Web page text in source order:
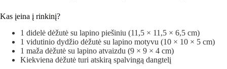
Kas įeina į rinkinį?
1 didelė dėžutė su lapino piešiniu (11,5 × 11,5 × 6,5 cm)
1 vidutinio dydžio dėžutė su lapino motyvu (10 × 10 × 5 cm)
1 maža dėžutė su lapino atvaizdu (9 × 9 × 4 cm)
Kiekviena dėžutė turi atskirą spalvingą dangtelį